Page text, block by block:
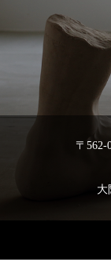
〒562-
大